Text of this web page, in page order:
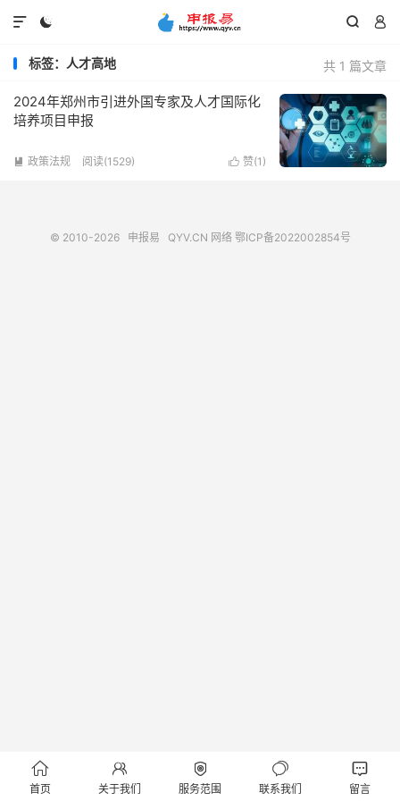
  

共 1 篇文章
标签：人才高地
2024年郑州市引进外国专家及人才国际化
培养项目申报
 赞(1 )
 政策法规 阅读(1529)
© 2010-2026 申报易 QYV.CN 网络 鄂ICP备2022002854号

首页

关于我们

服务范围

联系我们

留言